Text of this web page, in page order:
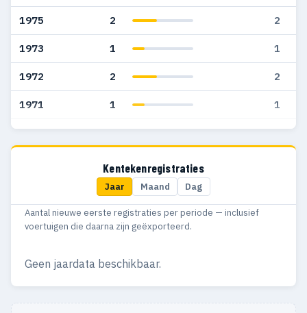
1975 2 2
1973 1 1
1972 2 2
1971 1 1
1970 5 5
3
1967 2
1959 1 1
Kentekenregistraties
Jaar Maand Dag
Aantal nieuwe eerste registraties per periode — inclusief
voertuigen die daarna zijn geëxporteerd.
Geen jaardata beschikbaar.